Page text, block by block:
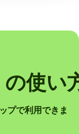
使い
プで利用できま